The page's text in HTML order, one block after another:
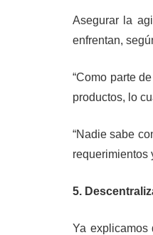
Asegurar la
enfrentan,
“Como parte
productos, lo
“Nadie sabe
requerimientos
5.
Ya explicamos